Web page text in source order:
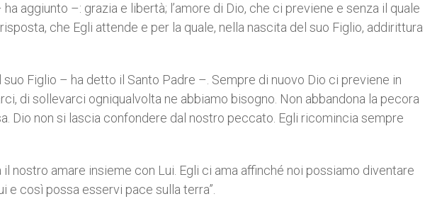
aggiunto –: grazia e libertà; l’amore di Dio, che ci previene e senza il quale
che Egli attende e per la quale, nella nascita del suo Figlio, addirittura
Figlio – ha detto il Santo Padre –. Sempre di nuovo Dio ci previene in
di sollevarci ogniqualvolta ne abbiamo bisogno. Non abbandona la pecora
Dio non si lascia confondere dal nostro peccato. Egli ricomincia sempre
nostro amare insieme con Lui. Egli ci ama affinché noi possiamo diventare
e così possa esservi pace sulla terra”.